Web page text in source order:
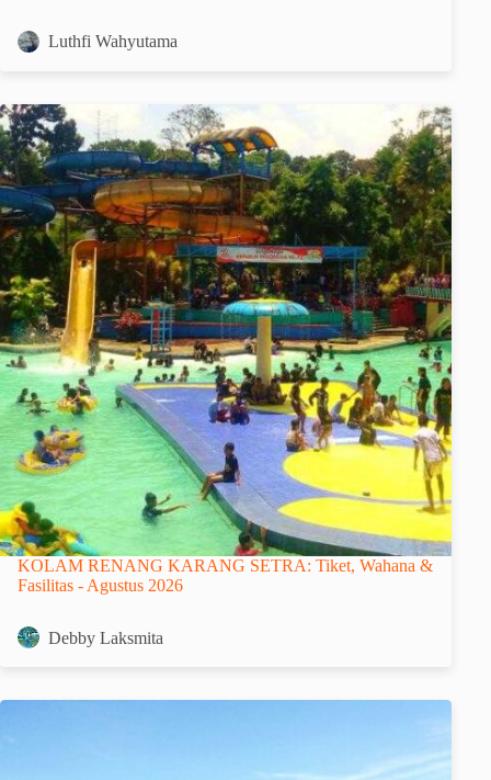
Luthfi Wahyutama
KOLAM RENANG KARANG SETRA: Tiket, Wahana &
Fasilitas - Agustus 2026
Debby Laksmita